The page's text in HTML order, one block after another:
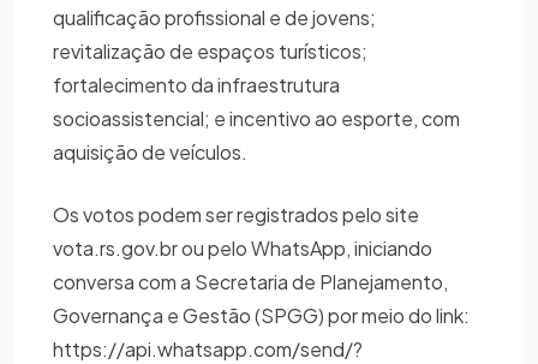
qualificação profissional e de jovens;
revitalização de espaços turísticos;
fortalecimento da infraestrutura
socioassistencial; e incentivo ao esporte, com
aquisição de veículos.
Os votos podem ser registrados pelo site
vota.rs.gov.br ou pelo WhatsApp, iniciando
conversa com a Secretaria de Planejamento,
Governança e Gestão (SPGG) por meio do link:
https://api.whatsapp.com/send/?